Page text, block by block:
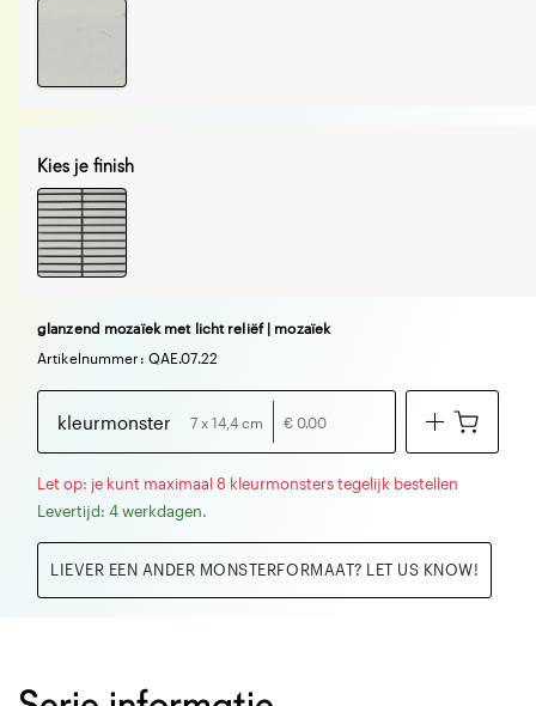
Kies je finish
glanzend mozaïek met licht reliëf | mozaïek
Artikelnummer: QAE.07.22
kleurmonster 7 x 14,4 cm € 0.00
Let op: je kunt maximaal 8 kleurmonsters tegelijk bestellen
Levertijd: 4 werkdagen.
LIEVER EEN ANDER MONSTERFORMAAT? LET US KNOW!